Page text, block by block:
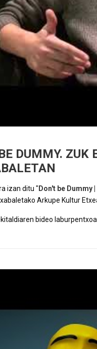
DUMMY. ZUK
izan ditu " Don't be
Arkupe Kultur
bideo laburpentxoa.